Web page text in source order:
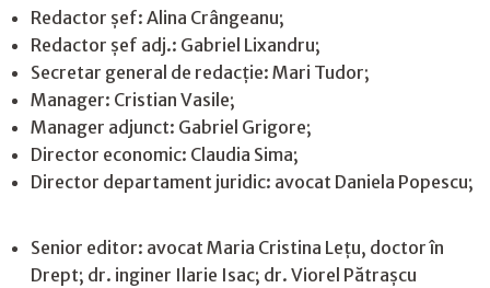
Redactor șef: Alina Crângeanu;
Redactor șef adj.: Gabriel Lixandru;
Secretar general de redacție: Mari Tudor;
Manager: Cristian Vasile;
Manager adjunct: Gabriel Grigore;
Director economic: Claudia Sima;
Director departament juridic: avocat Daniela Popescu;
Senior editor: avocat Maria Cristina Leţu, doctor în
Drept; dr. inginer Ilarie Isac; dr. Viorel Pătrașcu